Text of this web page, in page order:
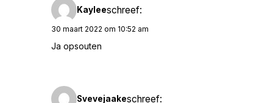
Kayleeschreef:
30 maart 2022 om 10:52 am
Ja opsouten
Svevejaakeschreef: